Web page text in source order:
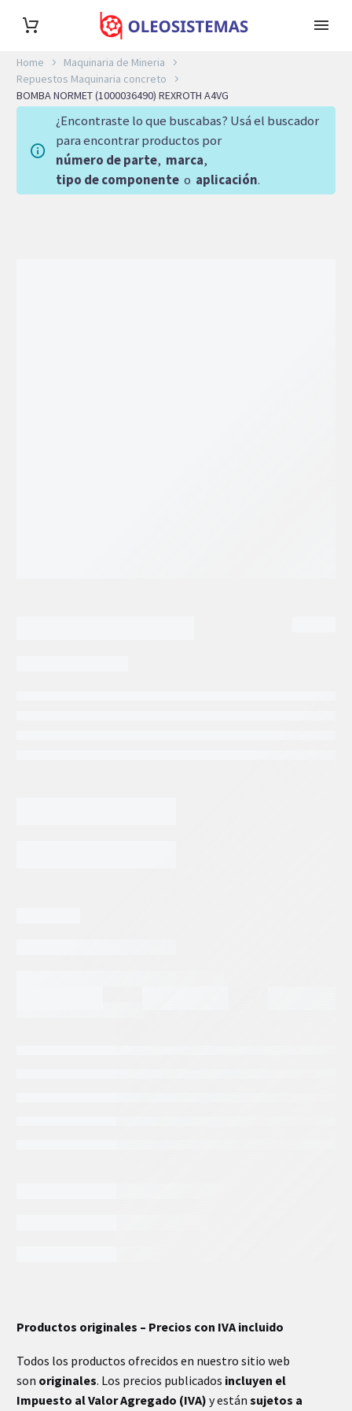
Home
Maquinaria de Mineria
Repuestos Maquinaria concreto
BOMBA NORMET (1000036490) REXROTH A4VG
¿Encontraste lo que buscabas? Usá el buscador
para encontrar productos por
número de parte, marca,
tipo de componente o aplicación.
Productos originales – Precios con IVA incluido
Todos los productos ofrecidos en nuestro sitio web
son originales. Los precios publicados incluyen el
Impuesto al Valor Agregado (IVA) y están sujetos a